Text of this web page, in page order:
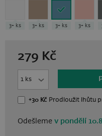
3+ ks 3+ ks 3+ ks 3+ ks
279 Kč
+30 Kč Prodloužit lhůtu
Odešlemev pondělí